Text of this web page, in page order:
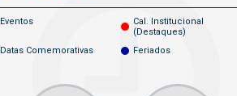
Eventos
Cal. Institucional
(destaques)
Datas Comemorativas
Feriados